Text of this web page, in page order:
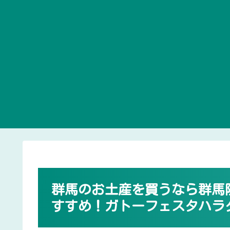
群馬のお土産を買うなら群
すすめ！ガトーフェスタハ